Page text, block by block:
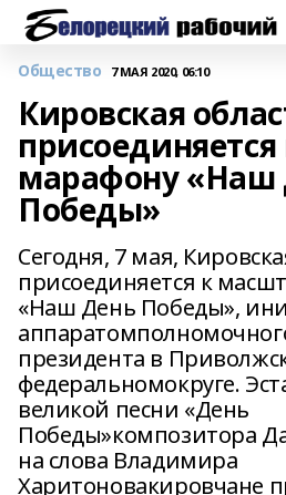
Общество 7 МАЯ 2020, 06:10
Кировская
марафону «Наш
Победы»
Сегодня, 7 мая,
присоединяется к
«Наш День Победы»,
президента в
федеральномокруге.
великой песни «День
Победы»композитора
на слова Владимира
Харитоновакировчане